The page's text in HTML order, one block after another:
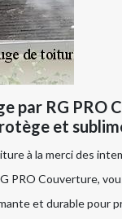
par RG PRO
et
à la merci des
PRO Couverture,
et durable pour